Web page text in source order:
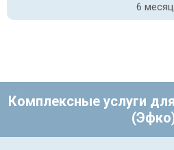
6
Комплексные услуги